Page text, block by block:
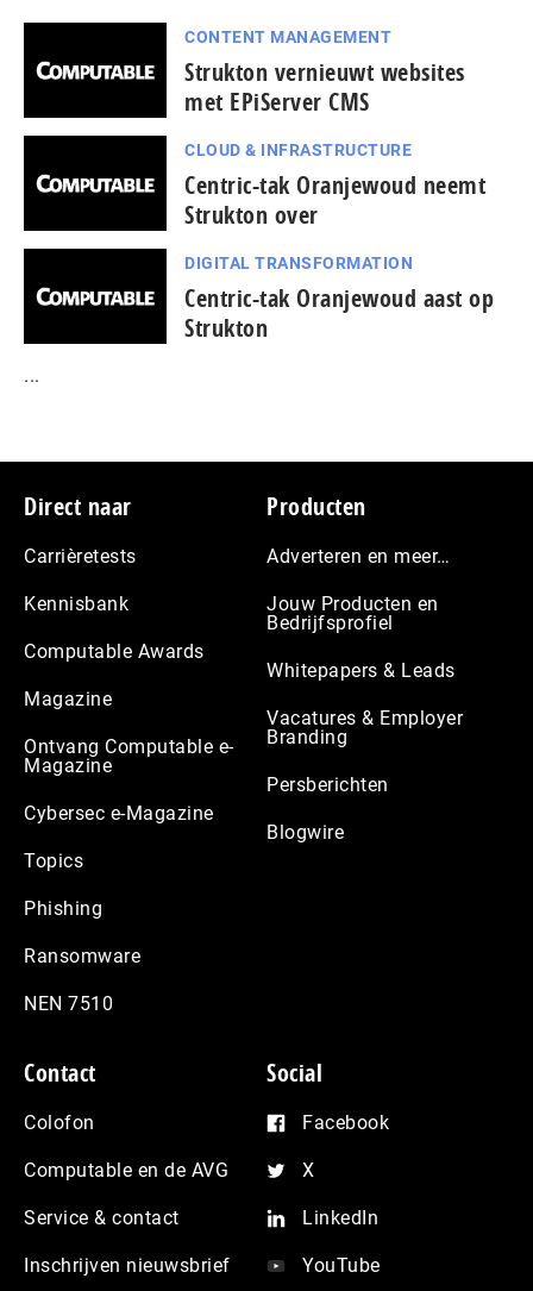
CONTENT MANAGEMENT
Strukton vernieuwt websites
met EPiServer CMS
CLOUD & INFRASTRUCTURE
Centric-tak Oranjewoud neemt
Strukton over
DIGITAL TRANSFORMATION
Centric-tak Oranjewoud aast op
Strukton
...
Footer
Direct naar
Carrièretests
Kennisbank
Computable Awards
Magazine
Ontvang Computable e-
Magazine
Cybersec e-Magazine
Topics
Phishing
Ransomware
NEN 7510
Producten
Adverteren en meer…
Jouw Producten en
Bedrijfsprofiel
Whitepapers & Leads
Vacatures & Employer
Branding
Persberichten
Blogwire
Contact
Colofon
Computable en de AVG
Service & contact
Inschrijven nieuwsbrief
Social
Facebook
X
LinkedIn
YouTube